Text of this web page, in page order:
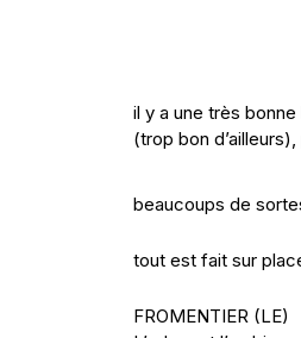
il y a une très
(trop bon
beaucoups de
tout est fait sur
FROMENTIER (LE)